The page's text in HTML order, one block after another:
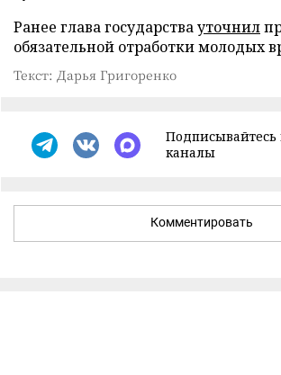
Ранее глава государствауточнил
обязательной отработки молодых
Текст: Дарья Григоренко
каналы
Комментировать